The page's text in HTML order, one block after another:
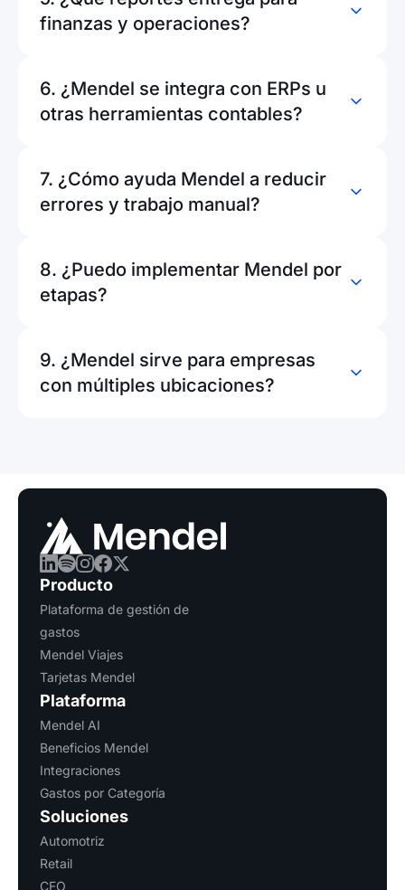
finanzas y operaciones?
6. ¿Mendel se integra con ERPs u
otras herramientas contables?
7. ¿Cómo ayuda Mendel a reducir
errores y trabajo manual?
8. ¿Puedo implementar Mendel por
etapas?
9. ¿Mendel sirve para empresas
con múltiples ubicaciones?
Producto
Plataforma de gestión de
gastos
Mendel Viajes
Tarjetas Mendel
Plataforma
Mendel AI
Beneficios Mendel
Integraciones
Gastos por Categoría
Soluciones
Automotriz
Retail
CFO